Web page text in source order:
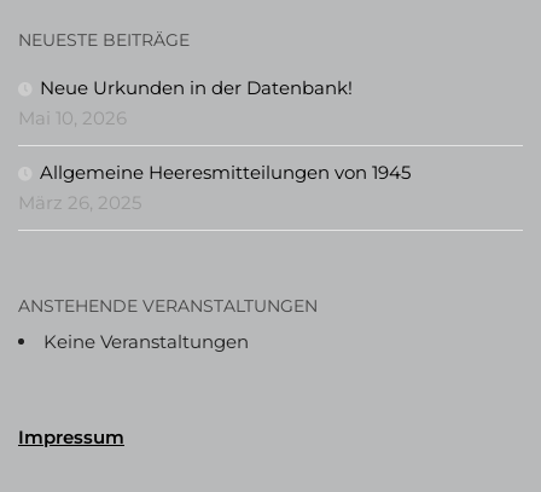
NEUESTE BEITRÄGE
Neue Urkunden in der Datenbank!
Mai 10, 2026
Allgemeine Heeresmitteilungen von 1945
März 26, 2025
ANSTEHENDE VERANSTALTUNGEN
Keine Veranstaltungen
Impressum